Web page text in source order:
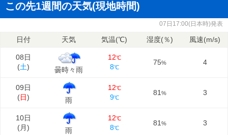
この先1週間の天気(現地時間)
07日17:00(日本時)発表
日付 天気 気温(℃) 湿度(％) 風速(m/s)
08日
(土) 曇時々雨
12℃
8℃
75% 4
09日
(日) 雨
12℃
9℃
81 % 3
10日
(月) 雨
12℃
8℃
81 % 3